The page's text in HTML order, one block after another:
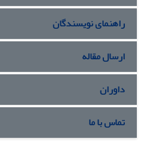
راهنمای نویسندگان
ارسال مقاله
داوران
تماس با ما